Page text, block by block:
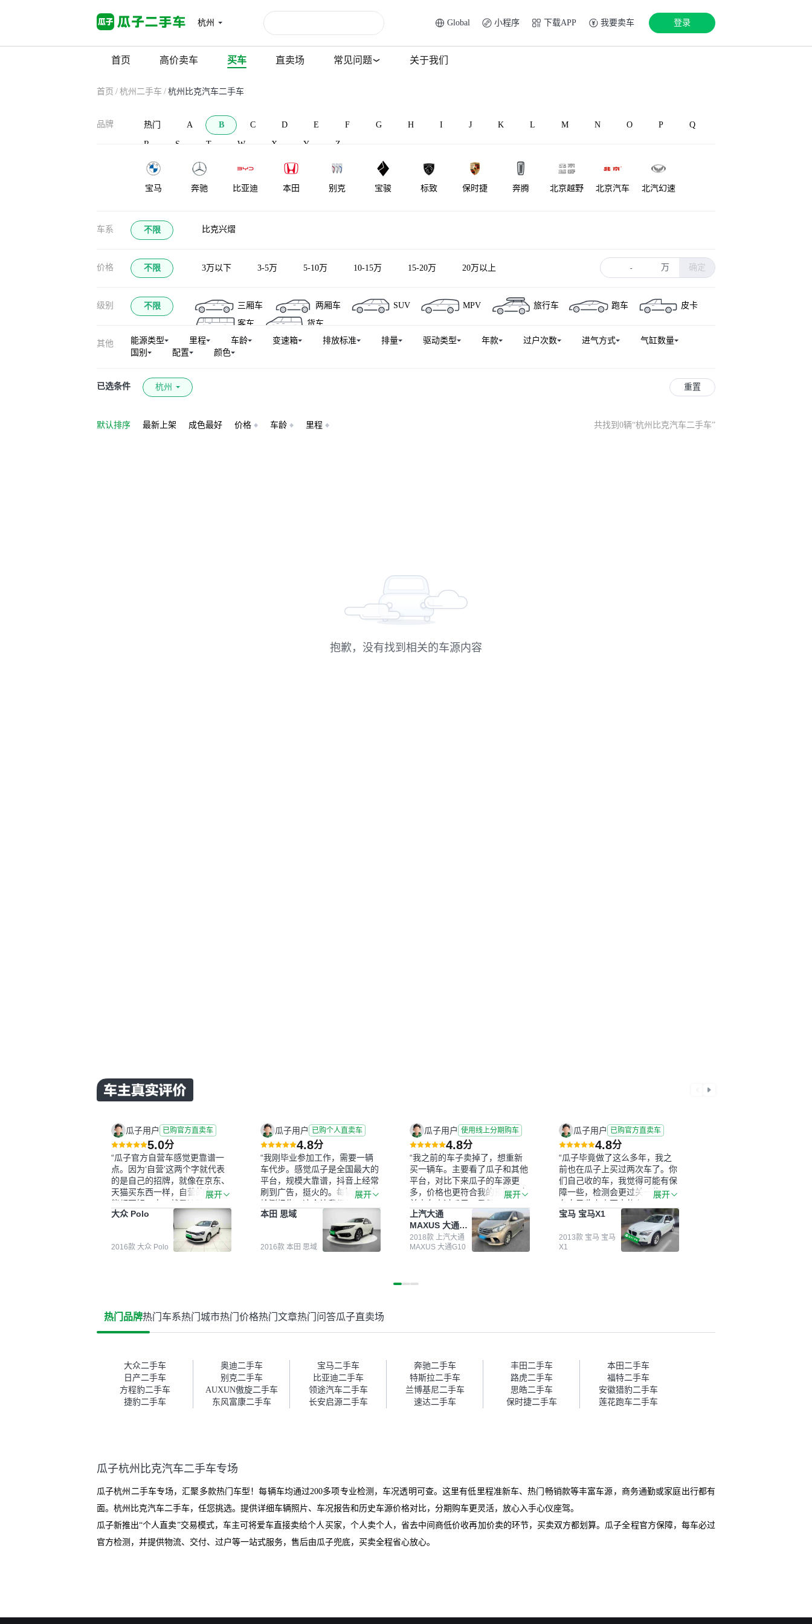
杭州 Global 小程序 下载APP 我要卖车 登录
首页 高价卖车 买车 直卖场 常见问题 关于我们
首页 / 杭州二手车 / 杭州比克汽车二手车
品牌 热门 A B C D E F G H I J K L M N O P Q
R S T W X Y Z
宝马 奔驰 比亚迪 本田 别克 宝骏 标致 保时捷 奔腾 北京越野 北京汽车 北汽幻速
宝沃 北汽新能源 北汽威旺
布加迪
车系 不限 比克兴熠
价格 不限 3万以下 3-5万 5-10万 10-15万 15-20万 20万以上 - 万 确定
级别 不限 三厢车 两厢车 SUV MPV 旅行车 跑车
皮卡
客车
货车
其他 能源类型 里程 车龄 变速箱 排放标准 排量 驱动类型 年款 过户次数 进气方式
气缸数量
国别
配置 颜色
已选条件 杭州 重置
默认排序 最新上架 成色最好 价格 车龄 里程 共找到0辆“杭州比克汽车二手车”
抱歉，没有找到相关的车源内容
瓜子用户 已购官方直卖车
5.0分
“瓜子官方自营车感觉更靠谱一
点。因为‘自营’这两个字就代表
的是自己的招牌，就像在京东、
天猫买东西一样，自营的东西可
能都要好一点。就是这种刻板印
象吧。一开始买二手车的时候，
我确实有担心过事故车、泡水车
这些问题。瓜子的检测报告其实
并不能完全打消顾虑，因为我也
果跟你们的报告是符合的，所以
这次车况没问题。购车流程挺快
车。去之前我提前跟交接人员说
好，到了之后要当着我的面再做
一次复检，你们也安排了师傅，
服务可以，速度很快。体验下来
自营车的感觉是要比个人车好一
我协商，主动权在平台手里。”
展开
大众 Polo
2016款 大众 Polo
瓜子用户 已购个人直卖车
4.8分
“我刚毕业参加工作，需要一辆
车代步。感觉瓜子是全国最大的
平台，规模大靠谱，抖音上经常
刷到广告，挺火的。每辆车都有
检测报告，这个让我很放心。去
外面买车全凭卖家一张嘴，不敢
买。我买了本田思域，白色，过
户次数少，公里数符合，虽然价
格比我心理预期略高一点，但瓜
价格比车商那便宜，车况也有检
展开
本田 思域
2016款 本田 思域
瓜子用户 使用线上分期购车
4.8分
“我之前的车子卖掉了，想重新
买一辆车。主要看了瓜子和其他
平台，对比下来瓜子的车源更
多，价格也更符合我的预期。之
前卖车来过瓜子，虽然价格没谈
成，但APP一直留着。瓜子毕竟
是大平台，整体印象还好。我最
终买了一台上汽大通，18年的
车，公里数9万多，符合我的要
捷，其他平台的分期需要到当地
障。”
展开
上汽大通
MAXUS 大通
G10
2018款 上汽大通
MAXUS 大通G10
瓜子用户 已购官方直卖车
4.8分
“瓜子毕竟做了这么多年，我之
前也在瓜子上买过两次车了。你
们自己收的车，我觉得可能有保
障一些，检测会更过关一些。平
台自己收上来再卖的车，应该更
可靠。我买的是宝马X1，主要看
中它的价格和公里数比较合适。
另外，瓜子承诺无火烧、无事
故、无泡水、无调表，在平台自
帮我谈价。自营车我讲过价，最
后是通过花一块钱买优惠券的方
式，便宜了800块钱成交。”
展开
宝马 宝马X1
2013款 宝马 宝马
X1
热门品牌热门车系热门城市热门价格热门文章热门问答瓜子直卖场
大众二手车 奥迪二手车 宝马二手车 奔驰二手车 丰田二手车
本田二手车
日产二手车
别克二手车 比亚迪二手车 特斯拉二手车 路虎二手车
福特二手车
方程豹二手车
AUXUN傲旋二手车 领途汽车二手车 兰博基尼二手车 思皓二手车
安徽猎豹二手车
捷豹二手车
东风富康二手车 长安启源二手车 速达二手车 保时捷二手车 莲花跑车二手车
瓜子杭州比克汽车二手车专场
瓜子杭州二手车专场，汇聚多款热门车型！每辆车均通过200多项专业检测，车况透明可查。这里有低里程准新车、热门畅销款等丰富车源，商务通勤或家庭出行都有
面。杭州比克汽车二手车，任您挑选。提供详细车辆照片、车况报告和历史车源价格对比，分期购车更灵活，放心入手心仪座驾。
瓜子新推出“个人直卖”交易模式，车主可将爱车直接卖给个人买家，个人卖个人，省去中间商低价收再加价卖的环节，买卖双方都划算。瓜子全程官方保障，每车必过
官方检测，并提供物流、交付、过户等一站式服务，售后由瓜子兜底，买卖全程省心放心。